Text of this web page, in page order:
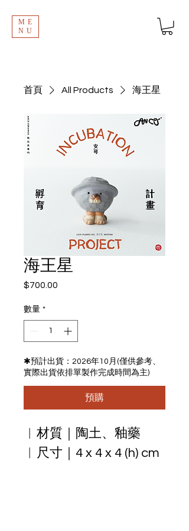
ME
NU
首頁 All Products 海王星
海王星
$700.00
數量 *
✱預計出貨：2026年10月(僅供參考、
實際出貨依排單製作完成時間為主)
預購
︱材質｜陶土、釉藥
︱尺寸｜4 x 4 x 4 (h) cm